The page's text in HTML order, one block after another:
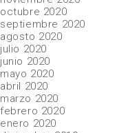
octubre 2020
septiembre 2020
agosto 2020
julio 2020
junio 2020
mayo 2020
abril 2020
marzo 2020
febrero 2020
enero 2020